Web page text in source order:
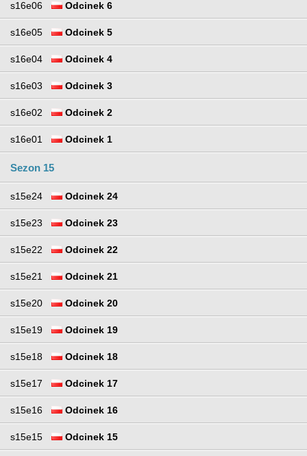
s16e06 Odcinek 6
s16e05 Odcinek 5
s16e04 Odcinek 4
s16e03 Odcinek 3
s16e02 Odcinek 2
s16e01 Odcinek 1
Sezon 15
s15e24 Odcinek 24
s15e23 Odcinek 23
s15e22 Odcinek 22
s15e21 Odcinek 21
s15e20 Odcinek 20
s15e19 Odcinek 19
s15e18 Odcinek 18
s15e17 Odcinek 17
s15e16 Odcinek 16
s15e15 Odcinek 15